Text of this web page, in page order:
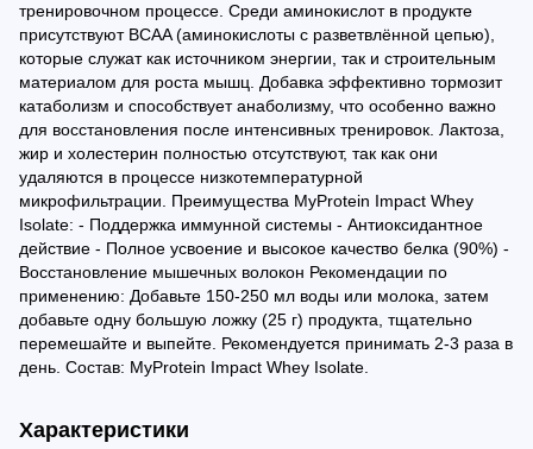
тренировочном процессе. Среди аминокислот в продукте
присутствуют BCAA (аминокислоты с разветвлённой цепью),
которые служат как источником энергии, так и строительным
материалом для роста мышц. Добавка эффективно тормозит
катаболизм и способствует анаболизму, что особенно важно
для восстановления после интенсивных тренировок. Лактоза,
жир и холестерин полностью отсутствуют, так как они
удаляются в процессе низкотемпературной
микрофильтрации. Преимущества MyProtein Impact Whey
Isolate: - Поддержка иммунной системы - Антиоксидантное
действие - Полное усвоение и высокое качество белка (90%) -
Восстановление мышечных волокон Рекомендации по
применению: Добавьте 150-250 мл воды или молока, затем
добавьте одну большую ложку (25 г) продукта, тщательно
перемешайте и выпейте. Рекомендуется принимать 2-3 раза в
день. Состав: MyProtein Impact Whey Isolate.
Характеристики